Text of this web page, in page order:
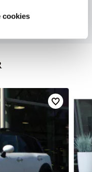
cookies